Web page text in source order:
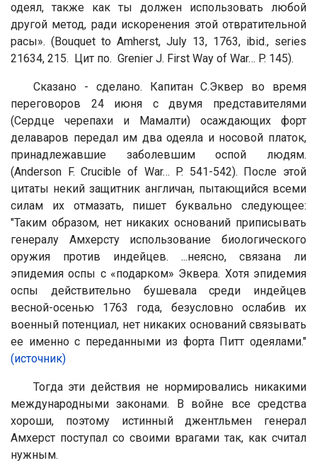
одеял, также как ты должен использовать любой
другой метод, ради искоренения этой отвратительной
расы». (Bouquet to Amherst, July 13, 1763, ibid., series
21634, 215. Цит по. Grenier J. First Way of War… P. 145).
Сказано - сделано. Капитан С.Эквер во время
переговоров 24 июня с двумя представителями
(Сердце черепахи и Мамалти) осаждающих форт
делаваров передал им два одеяла и носовой платок,
принадлежавшие заболевшим оспой людям.
(Anderson F. Crucible of War… P. 541-542). После этой
цитаты некий защитник англичан, пытающийся всеми
силам их отмазать, пишет буквально следующее:
"Таким образом, нет никаких оснований приписывать
генералу Амхерсту использование биологического
оружия против индейцев. ...неясно, связана ли
эпидемия оспы с «подарком» Эквера. Хотя эпидемия
оспы действительно бушевала среди индейцев
весной-осенью 1763 года, безусловно ослабив их
военный потенциал, нет никаких оснований связывать
ее именно с переданными из форта Питт одеялами."
(источник)
Тогда эти действия не нормировались никакими
международными законами. В войне все средства
хороши, поэтому истинный джентльмен генерал
Амхерст поступал со своими врагами так, как считал
нужным.